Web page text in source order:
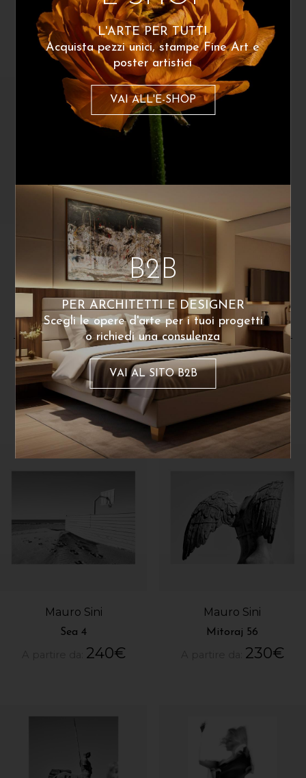
Sea 20
A partire da:240€
Sea 5
A partire da:240€
Mauro Sini
Sea 2
A partire da:240€
Dello stesso artista
Mauro Sini
Sea 4
240€
Mauro Sini
Mitoraj 56
230€
L'ARTE PER TUTTI
Acquista pezzi unici, stampe Fine Art e
poster artistici
VAI ALL'E-SHOP
B2B
PER ARCHITETTI E DESIGNER
Scegli le opere d'arte per i tuoi progetti
o richiedi una consulenza
VAI AL SITO B2B